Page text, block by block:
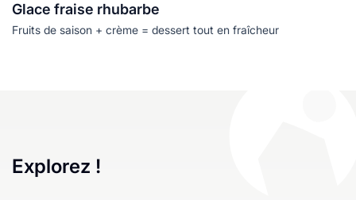
Glace fraise rhubarbe
Fruits de saison + crème = dessert tout en fraîcheur
Explorez !